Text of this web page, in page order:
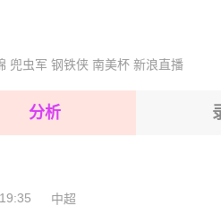
2026-08-15 【国际友谊】 瑞典VS希
2026-08-14 【国际友谊】 瑞典VS
2026-08-15 【国际友谊】 瑞典VS希
2026-08-15 【国际友谊】 瑞典VS
兜虫军 钢铁侠 南美杯 新浪直播
分析
19:35 中超